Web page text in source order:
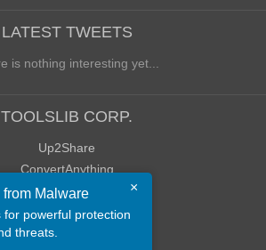
LATEST TWEETS
is nothing interesting yet...
TOOLSLIB CORP.
Up2Share
ConvertAnything
WoWClassicUI (WCUI)
Old Blog
Old Forum
×
from Malware
powerful protection
threats.